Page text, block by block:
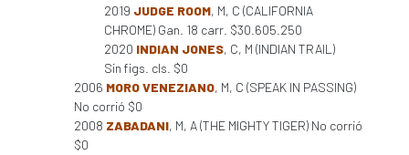
2019 JUDGE ROOM, M, C (CALIFORNIA
CHROME) Gan. 18 carr. $30.605.250
2020 INDIAN JONES, C, M (INDIAN TRAIL)
Sin figs. cls. $0
2006 MORO VENEZIANO, M, C (SPEAK IN PASSING)
No corrió $0
2008 ZABADANI, M, A (THE MIGHTY TIGER) No corrió
$0